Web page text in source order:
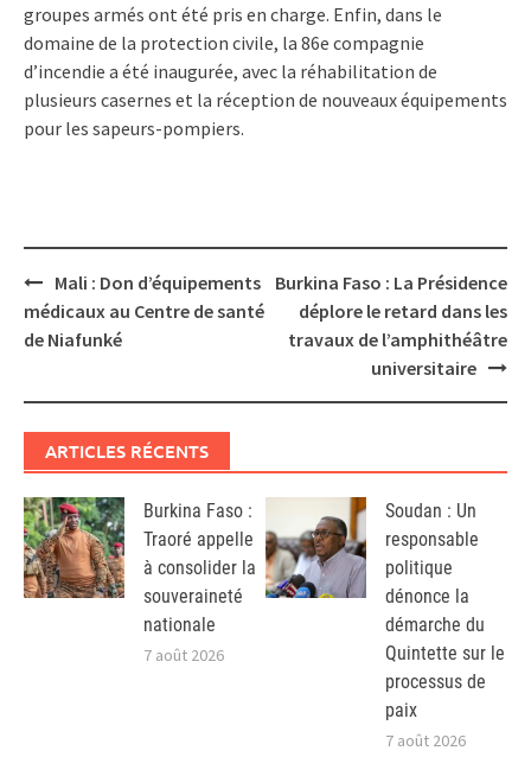
groupes armés ont été pris en charge. Enfin, dans le
domaine de la protection civile, la 86e compagnie
d’incendie a été inaugurée, avec la réhabilitation de
plusieurs casernes et la réception de nouveaux équipements
pour les sapeurs-pompiers.
Post
navigation
Mali : Don d’équipements
médicaux au Centre de santé
de Niafunké
Burkina Faso : La Présidence
déplore le retard dans les
travaux de l’amphithéâtre
universitaire
ARTICLES RÉCENTS
Burkina Faso :
Traoré appelle
à consolider la
souveraineté
nationale
7 août 2026
Soudan : Un
responsable
politique
dénonce la
démarche du
Quintette sur le
processus de
paix
7 août 2026